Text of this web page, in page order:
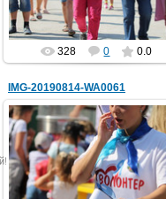
328 0 0.0
IMG-20190814-WA0061
14.08.2019
hololenkomariya